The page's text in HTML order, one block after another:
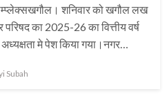
शनिवार को खगौल लख
का 2025-26 का वित्तीय वर्ष
मे पेश किया गया।नगर…
Subah